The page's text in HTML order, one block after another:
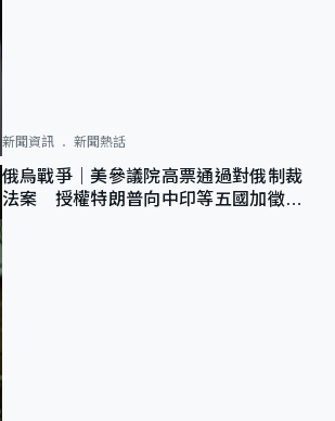
新聞資訊 新聞熱話
俄烏戰爭｜美參議院高票通過對俄制裁
法案 授權特朗普向中印等五國加徵
100%關稅